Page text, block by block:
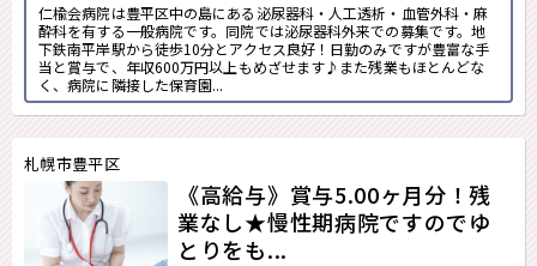
仁楡会病院は豊平区中の島にある泌尿器科・人工透析・血管外科・麻
酔科を有する一般病院です。同院では泌尿器科外来での募集です。地
下鉄南平岸駅から徒歩10分とアクセス良好！日勤のみですが豊富な手
当と賞与で、年収600万円以上もめざせます♪また残業もほとんどな
く、病院に隣接した保育園...
札幌市豊平区
《高給与》賞与5.00ヶ月分！残
業なし★慢性期病院ですのでゆ
とりをも...